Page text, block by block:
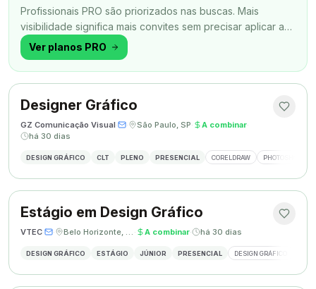
Profissionais PRO são priorizados nas buscas. Mais
visibilidade significa mais convites sem precisar aplicar a
todo momento.
Ver planos PRO
Designer Gráfico
GZ Comunicação Visual· · São Paulo, SP· A combinar·
há 30 dias
DESIGN GRÁFICO CLT PLENO PRESENCIAL CORELDRAW PHOTOSHOP
Estágio em Design Gráfico
VTEC· · Belo Horizonte, MG · A combinar· há 30 dias
DESIGN GRÁFICO ESTÁGIO JÚNIOR PRESENCIAL DESIGN GRÁFICO